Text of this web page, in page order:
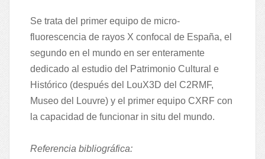
Se trata del primer equipo de micro-
fluorescencia de rayos X confocal de España, el
segundo en el mundo en ser enteramente
dedicado al estudio del Patrimonio Cultural e
Histórico (después del LouX3D del C2RMF,
Museo del Louvre) y el primer equipo CXRF con
la capacidad de funcionar in situ del mundo.
Referencia bibliográfica: